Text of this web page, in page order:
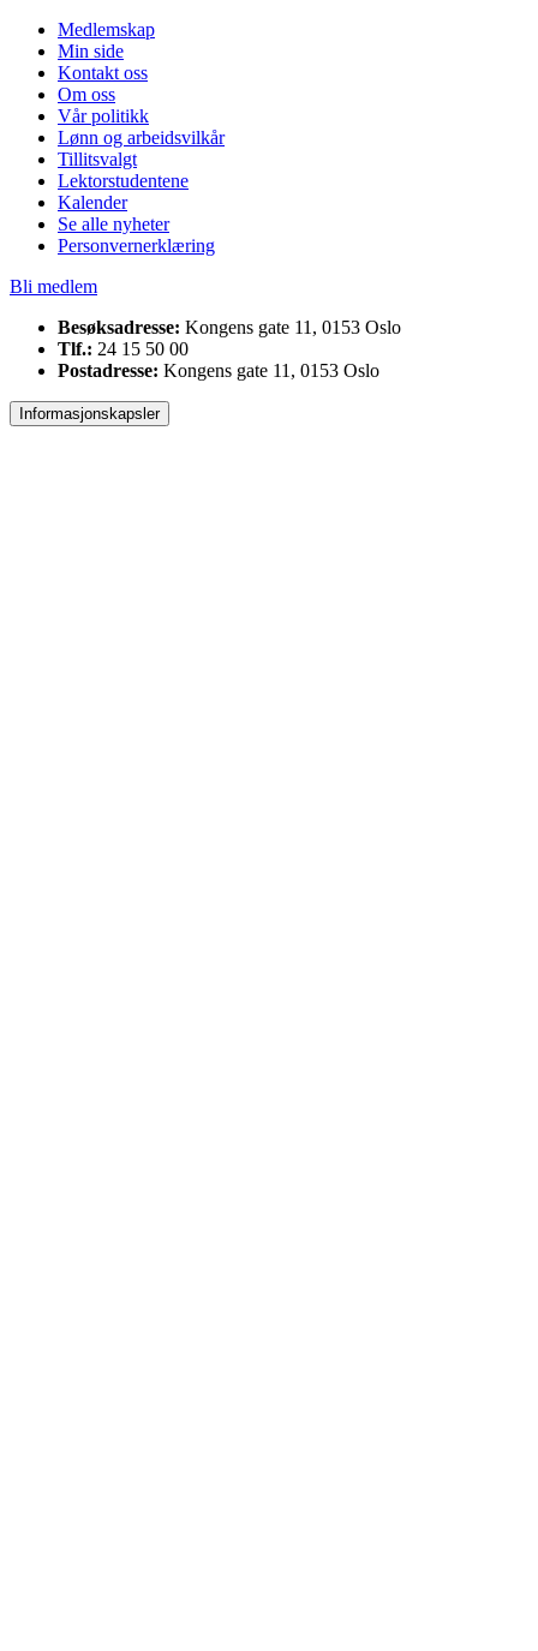
Medlemskap
Min side
Kontakt oss
Om oss
Vår politikk
Lønn og arbeidsvilkår
Tillitsvalgt
Lektorstudentene
Kalender
Se alle nyheter
Personvernerklæring
Bli medlem
Besøksadresse: Kongens gate 11, 0153 Oslo
Tlf.: 24 15 50 00
Postadresse: Kongens gate 11, 0153 Oslo
Informasjonskapsler